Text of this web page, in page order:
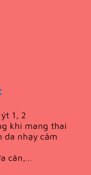
1, 2
khi mang thai
da nhạy cảm
cân,…